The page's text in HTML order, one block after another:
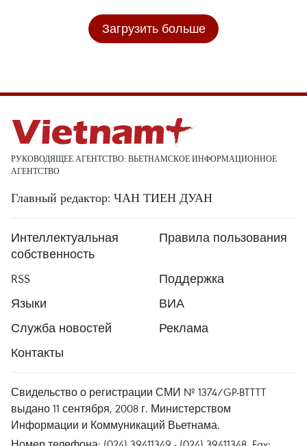
Загрузить больше
РУКОВОДЯЩЕЕ АГЕНТСТВО: ВЬЕТНАМСКОЕ ИНФОРМАЦИОННОЕ
АГЕНТСТВО
Главный редактор: ЧАН ТИЕН ДУАН
Интеллектуальная
собственность
Правила пользования
RSS
Поддержка
Языки
ВИА
Служба новостей
Реклама
Контакты
Свидельство о регистрации СМИ № 1374/GP-BTTTT
выдано 11 сентября, 2008 г. Министерством
Информации и Коммуникаций Вьетнама.